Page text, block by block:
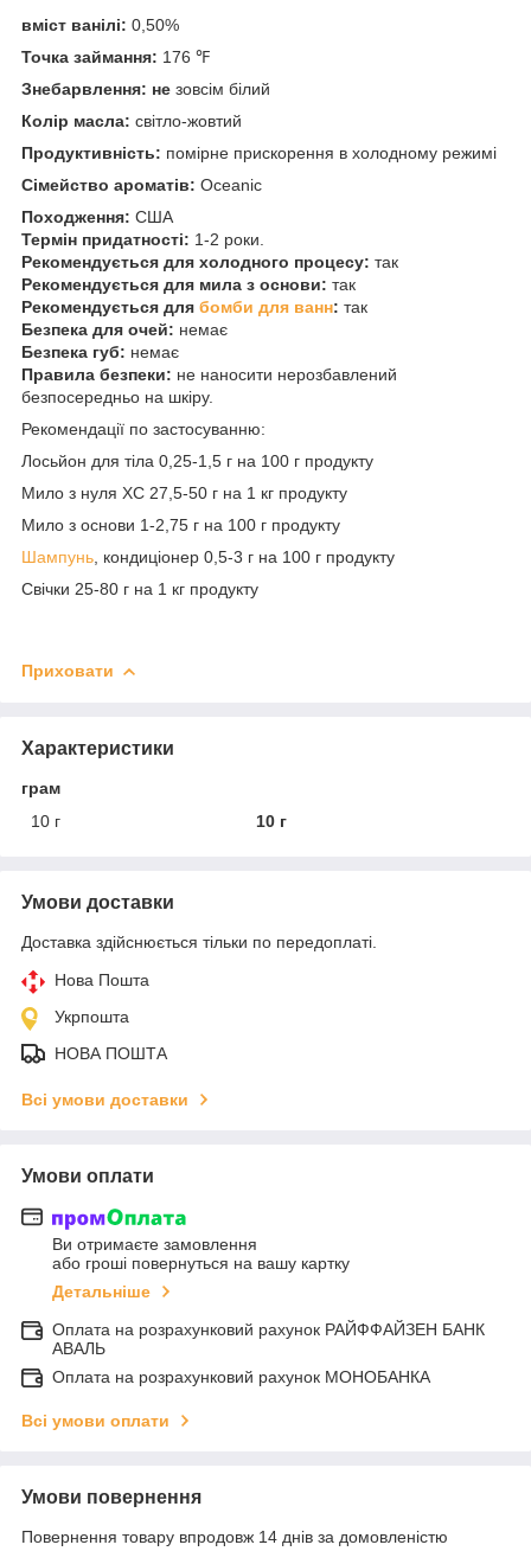
вміст ванілі: 0,50%
Точка займання: 176 ℉
Знебарвлення: не зовсім білий
Колір масла: світло-жовтий
Продуктивність: помірне прискорення в холодному режимі
Сімейство ароматів: Oceanic
Походження: США
Термін придатності: 1-2 роки.
Рекомендується для холодного процесу: так
Рекомендується для мила з основи: так
Рекомендується для бомби для ванн: так
Безпека для очей: немає
Безпека губ: немає
Правила безпеки: не наносити нерозбавлений
безпосередньо на шкіру.
Рекомендації по застосуванню:
Лосьйон для тіла 0,25-1,5 г на 100 г продукту
Мило з нуля ХС 27,5-50 г на 1 кг продукту
Мило з основи 1-2,75 г на 100 г продукту
Шампунь , кондиціонер 0,5-3 г на 100 г продукту
Свічки 25-80 г на 1 кг продукту
Приховати
Характеристики
грам
10 г
10 г
Умови доставки
Доставка здійснюється тільки по передоплаті.
Нова Пошта
Укрпошта
НОВА ПОШТА
Всі умови доставки
Умови оплати
Ви отримаєте замовлення
або гроші повернуться на вашу картку
Детальніше
Оплата на розрахунковий рахунок РАЙФФАЙЗЕН БАНК
АВАЛЬ
Оплата на розрахунковий рахунок МОНОБАНКА
Всі умови оплати
Умови повернення
Повернення товару впродовж 14 днів за домовленістю